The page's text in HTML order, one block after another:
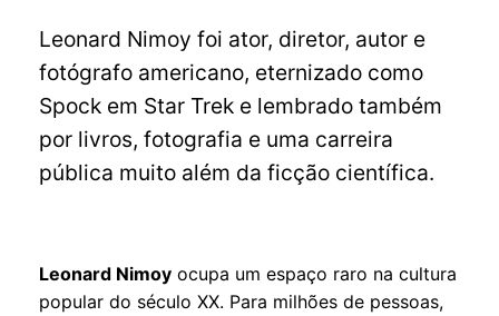
Leonard Nimoy foi ator, diretor, autor e
fotógrafo americano, eternizado como
Spock em Star Trek e lembrado também
por livros, fotografia e uma carreira
pública muito além da ficção científica.
Leonard Nimoy ocupa um espaço raro na cultura
popular do século XX. Para milhões de pessoas,